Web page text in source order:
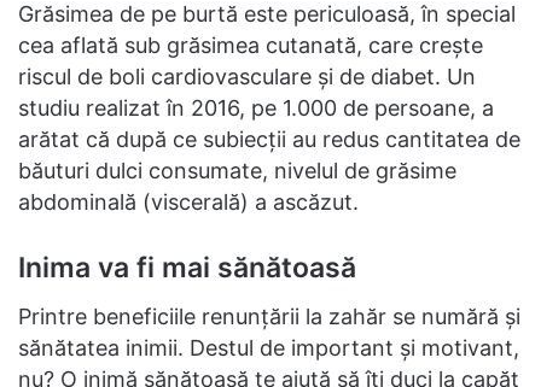
Grăsimea de pe burtă este periculoasă, în special
cea aflată sub grăsimea cutanată, care crește
riscul de boli cardiovasculare și de diabet. Un
studiu realizat în 2016, pe 1.000 de persoane, a
arătat că după ce subiecții au redus cantitatea de
băuturi dulci consumate, nivelul de grăsime
abdominală (viscerală) a ascăzut.
Inima va fi mai sănătoasă
Printre beneficiile renunțării la zahăr se numără și
sănătatea inimii. Destul de important și motivant,
nu? O inimă sănătoasă te ajută să îți duci la capăt